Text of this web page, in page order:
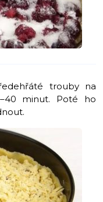
trouby na
minut. Poté ho